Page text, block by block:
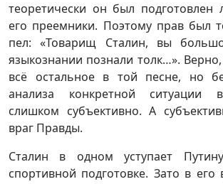
теоретически он был подготовлен
его преемники. Поэтому прав был
пел: «Товарищ Сталин, вы
языкознании познали толк…».
всё остальное в той песне, но
анализа конкретной ситуации
слишком субъективно. А
враг Правды.
Сталин в одном уступает
спортивной подготовке. Зато в его